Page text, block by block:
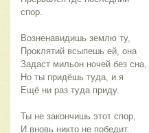
спор.
Возненавидишь землю ту,
Проклятий всыпешь ей, она
Задаст мильон ночей без сна,
Но ты придёшь туда, и я
Ещё ни раз туда приду.
Ты не закончишь этот спор,
И вновь никто не победит.